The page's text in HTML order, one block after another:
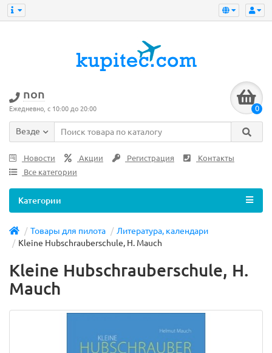
non
Ежедневно, с 10:00 до 20:00 0
Везде
Новости Акции Регистрация
Контакты
Все категории
Категории
Товары для пилота
Литература, календари
Kleine Hubschrauberschule, H. Mauch
Kleine Hubschrauberschule, H.
Mauch